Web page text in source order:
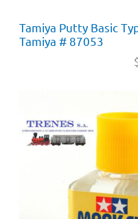
Tamiya Putty Basic
Tamiya # 87053